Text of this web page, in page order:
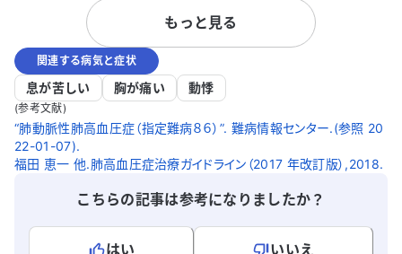
圧症が判明しましたが、少なくともあと数
年は働く必要があり、QOLを少しでも改善
したいと考えています。このほか、心不全
や不整脈、うつ病の治療も受けています。
余命については考えていませんが、どのよ
うに対処すればよいかアドバイスをいただ
けると助かります。市販薬での対処を希望
していますが、適切な方法があれば教えて
もっと見る
関連する病気と症状
息が苦しい 胸が痛い 動悸
(参考文献)
“肺動脈性肺高血圧症（指定難病８６）”. 難病情報センター.(参照 20
22-01-07).
福田 恵一 他.肺高血圧症治療ガイドライン（2017 年改訂版）,2018.
こちらの記事は参考になりましたか？
はい
いいえ